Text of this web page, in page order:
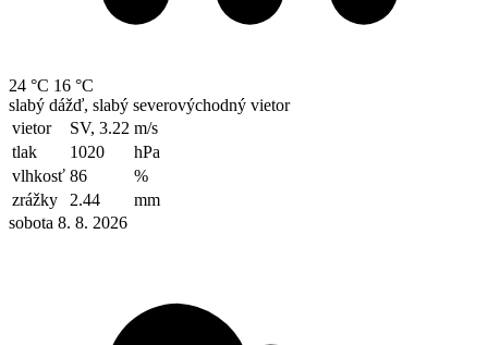
24 °C 16 °C
slabý dážď, slabý severovýchodný vietor
vietor
SV, 3.22 m/s
tlak
1020
hPa
vlhkosť 86
%
zrážky
2.44
mm
sobota 8. 8. 2026